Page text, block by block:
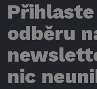
odběru
nic